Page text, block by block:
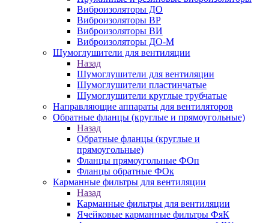
Виброизоляторы ДО
Виброизоляторы ВР
Виброизоляторы ВИ
Виброизоляторы ДО-М
Шумоглушители для вентиляции
Назад
Шумоглушители для вентиляции
Шумоглушители пластинчатые
Шумоглушители круглые трубчатые
Направляющие аппараты для вентиляторов
Обратные фланцы (круглые и прямоугольные)
Назад
Обратные фланцы (круглые и
прямоугольные)
Фланцы прямоугольные ФОп
Фланцы обратные ФОк
Карманные фильтры для вентиляции
Назад
Карманные фильтры для вентиляции
Ячейковые карманные фильтры ФяК